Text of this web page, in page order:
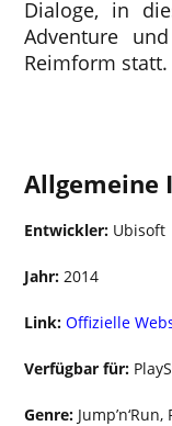
Dialoge, in
Adventure und
Reimform statt.
Allgemeine
Entwickler: Ubisoft
Jahr: 2014
Link: Offizielle
Verfügbar für:
Genre: